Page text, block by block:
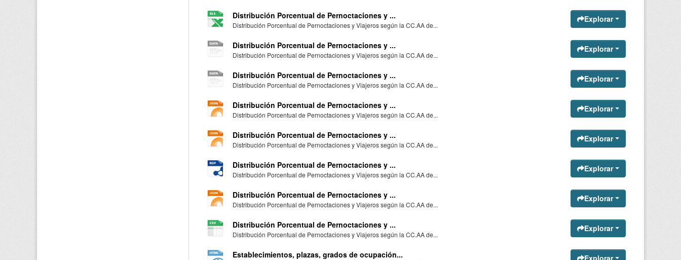
Distribución Porcentual de Pernoctaciones y ...
Distribución Porcentual de Pernoctaciones y Viajeros según la CC.AA de...
Explorar
Distribución Porcentual de Pernoctaciones y ...
Distribución Porcentual de Pernoctaciones y Viajeros según la CC.AA de...
Explorar
Distribución Porcentual de Pernoctaciones y ...
Distribución Porcentual de Pernoctaciones y Viajeros según la CC.AA de...
Explorar
Distribución Porcentual de Pernoctaciones y ...
Distribución Porcentual de Pernoctaciones y Viajeros según la CC.AA de...
Explorar
Distribución Porcentual de Pernoctaciones y ...
Distribución Porcentual de Pernoctaciones y Viajeros según la CC.AA de...
Explorar
Distribución Porcentual de Pernoctaciones y ...
Distribución Porcentual de Pernoctaciones y Viajeros según la CC.AA de...
Explorar
Distribución Porcentual de Pernoctaciones y ...
Distribución Porcentual de Pernoctaciones y Viajeros según la CC.AA de...
Explorar
Distribución Porcentual de Pernoctaciones y ...
Distribución Porcentual de Pernoctaciones y Viajeros según la CC.AA de...
Explorar
Establecimientos, plazas, grados de ocupación... Explorar